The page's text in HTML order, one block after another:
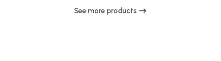
See more products